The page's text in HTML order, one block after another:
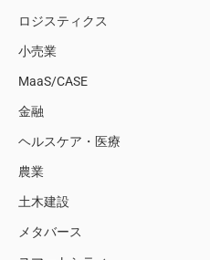
ロジスティクス
小売業
MaaS/CASE
金融
ヘルスケア・医療
農業
土木建設
メタバース